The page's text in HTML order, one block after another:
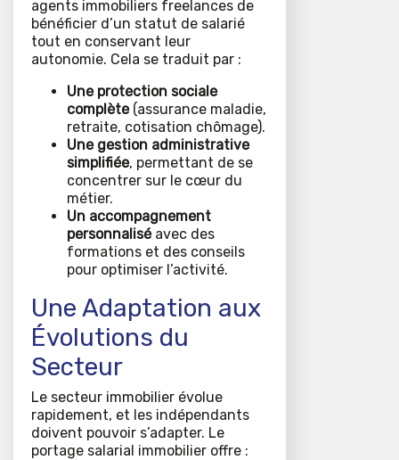
agents immobiliers freelances de
bénéficier d’un statut de salarié
tout en conservant leur
autonomie. Cela se traduit par :
Une protection sociale
complète(assurance maladie,
retraite, cotisation chômage).
Une gestion administrative
simplifiée, permettant de se
concentrer sur le cœur du
métier.
Un accompagnement
personnaliséavec des
formations et des conseils
pour optimiser l’activité.
Une Adaptation aux
Évolutions du
Secteur
Le secteur immobilier évolue
rapidement, et les indépendants
doivent pouvoir s’adapter. Le
portage salarial immobilier offre :